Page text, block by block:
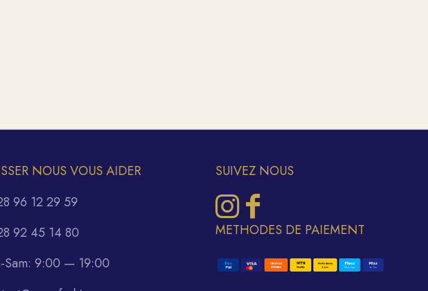
NOUS VOUS AIDER
96 12 29 59
92 45 14 80
Sam: 9:00 — 19:00
SUIVEZ NOUS
METHODES DE PAIEMENT